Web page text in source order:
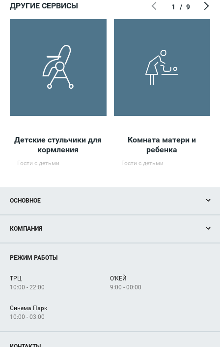
ДРУГИЕ СЕРВИСЫ
Детские стульчики для
кормления
Гости с детьми
Комната матери и
ребенка
Гости с детьми
1 / 9
ОСНОВНОЕ
Новости
Магазины
Услуги
КОМПАНИЯ
Рекламодателям
Как добраться
РЕЖИМ РАБОТЫ
ТРЦ
10:00 - 22:00
О'КЕЙ
9:00 - 00:00
Синема Парк
10:00 - 03:00